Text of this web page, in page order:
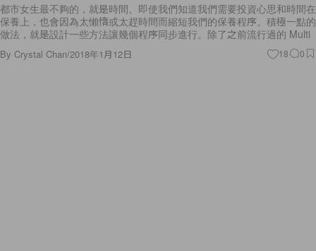
都市女生最不夠的，就是時間。即使我們知道我們需要投資心思和時間在
保養上，也會因為太懶惰或太趕時間而縮短我們的保養程序。積極一點的
做法，就是設計一些方法讓幾個程序同步進行。除了之前流行過的 Multi
By Crystal Chan/2018年1月12日 18 0